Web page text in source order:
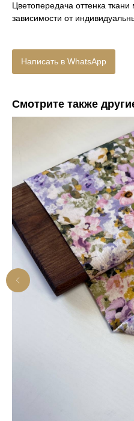
Цветопередача оттенка ткани
зависимости от
Написать в WhatsApp
Смотрите также